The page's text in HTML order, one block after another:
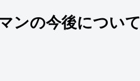
ンの今後について